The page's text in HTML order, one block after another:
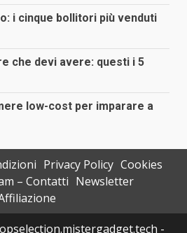
i cinque bollitori più venduti
che devi avere: questi i 5
low-cost per imparare a
Privacy Policy Cookies
– Contatti Newsletter
-